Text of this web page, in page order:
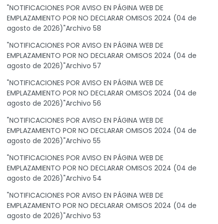
"NOTIFICACIONES POR AVISO EN PÁGINA WEB DE
EMPLAZAMIENTO POR NO DECLARAR OMISOS 2024 (04 de
agosto de 2026)"Archivo 58
"NOTIFICACIONES POR AVISO EN PÁGINA WEB DE
EMPLAZAMIENTO POR NO DECLARAR OMISOS 2024 (04 de
agosto de 2026)"Archivo 57
"NOTIFICACIONES POR AVISO EN PÁGINA WEB DE
EMPLAZAMIENTO POR NO DECLARAR OMISOS 2024 (04 de
agosto de 2026)"Archivo 56
"NOTIFICACIONES POR AVISO EN PÁGINA WEB DE
EMPLAZAMIENTO POR NO DECLARAR OMISOS 2024 (04 de
agosto de 2026)"Archivo 55
"NOTIFICACIONES POR AVISO EN PÁGINA WEB DE
EMPLAZAMIENTO POR NO DECLARAR OMISOS 2024 (04 de
agosto de 2026)"Archivo 54
"NOTIFICACIONES POR AVISO EN PÁGINA WEB DE
EMPLAZAMIENTO POR NO DECLARAR OMISOS 2024 (04 de
agosto de 2026)"Archivo 53